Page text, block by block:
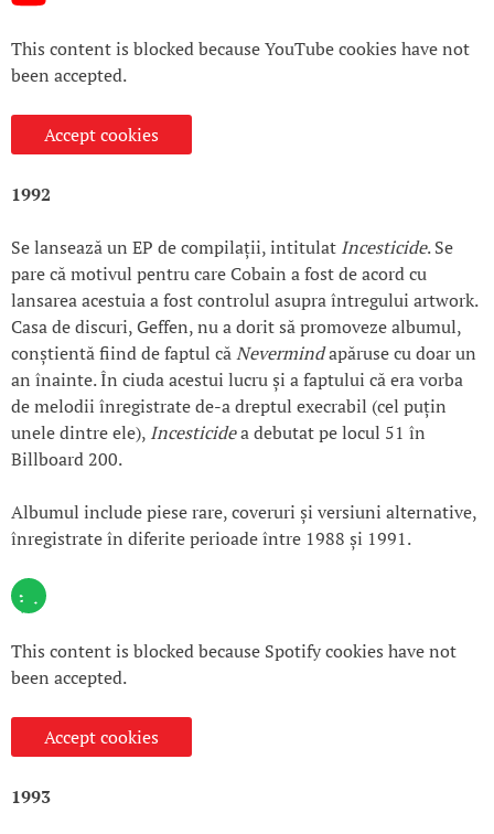
This content is blocked because YouTube cookies have not
been accepted.
Accept cookies
1992
Se lansează un EP de compilații, intitulat Incesticide. Se
pare că motivul pentru care Cobain a fost de acord cu
lansarea acestuia a fost controlul asupra întregului artwork.
Casa de discuri, Geffen, nu a dorit să promoveze albumul,
conștientă fiind de faptul căNevermindapăruse cu doar un
an înainte. În ciuda acestui lucru și a faptului că era vorba
de melodii înregistrate de-a dreptul execrabil (cel puțin
unele dintre ele), Incesticidea debutat pe locul 51 în
Billboard 200.
Albumul include piese rare, coveruri și versiuni alternative,
înregistrate în diferite perioade între 1988 și 1991.
This content is blocked because Spotify cookies have not
been accepted.
Accept cookies
1993